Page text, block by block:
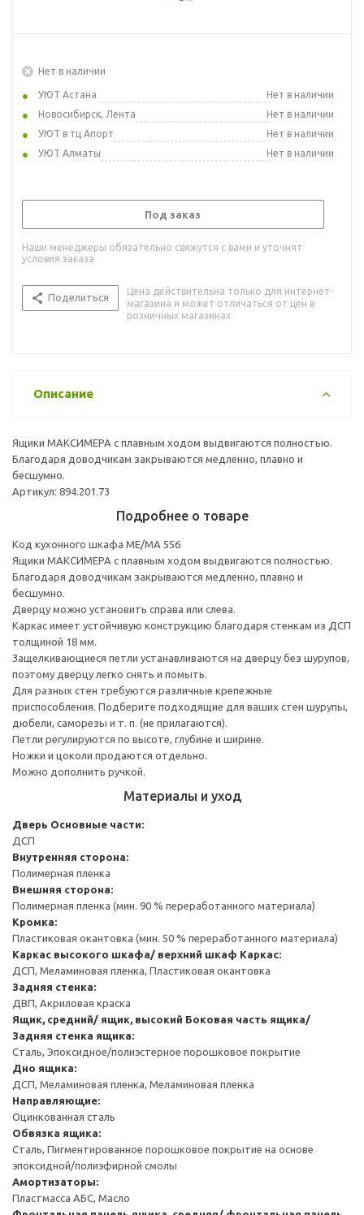
Нет в наличии
УЮТ Астана
Нет в наличии
Новосибирск, Лента
Нет в наличии
УЮТ в тц Апорт
Нет в наличии
УЮТ Алматы
Нет в наличии
Под заказ
Наши менеджеры обязательно свяжутся с вами и уточнят
условия заказа
Поделиться
Цена действительна только для интернет-
магазина и может отличаться от цен в
розничных магазинах
Описание
Ящики МАКСИМЕРА с плавным ходом выдвигаются полностью.
Благодаря доводчикам закрываются медленно, плавно и
бесшумно.
Артикул: 894.201.73
Подробнее о товаре
Код кухонного шкафа ME/MA 556
Ящики МАКСИМЕРА с плавным ходом выдвигаются полностью.
Благодаря доводчикам закрываются медленно, плавно и
бесшумно.
Дверцу можно установить справа или слева.
Каркас имеет устойчивую конструкцию благодаря стенкам из ДСП
толщиной 18 мм.
Защелкивающиеся петли устанавливаются на дверцу без шурупов,
поэтому дверцу легко снять и помыть.
Для разных стен требуются различные крепежные
приспособления. Подберите подходящие для ваших стен шурупы,
дюбели, саморезы и т. п. (не прилагаются).
Петли регулируются по высоте, глубине и ширине.
Ножки и цоколи продаются отдельно.
Можно дополнить ручкой.
Материалы и уход
Дверь Основные части:
ДСП
Внутренняя сторона:
Полимерная пленка
Внешняя сторона:
Полимерная пленка (мин. 90 % переработанного материала)
Кромка:
Пластиковая окантовка (мин. 50 % переработанного материала)
Каркас высокого шкафа/ верхний шкаф Каркас:
ДСП, Меламиновая пленка, Пластиковая окантовка
Задняя стенка:
ДВП, Акриловая краска
Ящик, средний/ ящик, высокий Боковая часть ящика/
Задняя стенка ящика:
Сталь, Эпоксидное/полиэстерное порошковое покрытие
Дно ящика:
ДСП, Меламиновая пленка, Меламиновая пленка
Направляющие:
Оцинкованная сталь
Обвязка ящика:
Сталь, Пигментированное порошковое покрытие на основе
эпоксидной/полиэфирной смолы
Амортизаторы:
Пластмасса АБС, Масло